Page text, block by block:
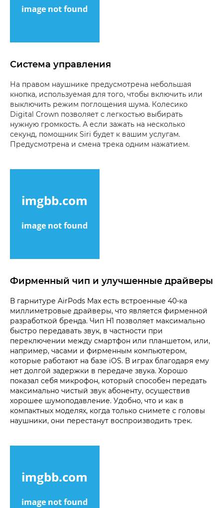
Система управления
На правом наушнике предусмотрена небольшая
кнопка, используемая для того, чтобы включить или
выключить режим поглощения шума. Колесико
Digital Crown позволяет с легкостью выбирать
нужную громкость. А если зажать на несколько
секунд, помощник Siri будет к вашим услугам.
Предусмотрена и смена трека одним нажатием.
Фирменный чип и улучшенные драйверы
В гарнитуре AirPods Max есть встроенные 40-ка
миллиметровые драйверы, что является фирменной
разработкой бренда. Чип H1 позволяет максимально
быстро передавать звук, в частности при
переключении между смартфон или планшетом, или,
например, часами и фирменным компьютером,
которые работают на базе iOS. В играх благодаря ему
нет долгой задержки в передаче звука. Хорошо
показал себя микрофон, который способен передать
максимально чистый звук абоненту, осуществив
хорошее шумоподавление. Удобно, что и как в
компактных моделях, когда только снимете с головы
наушники, они перестанут воспроизводить трек.